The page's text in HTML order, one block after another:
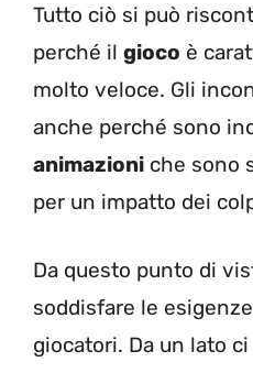
Tutto ciò si può
perché il gioco è
molto veloce. Gli
anche perché sono
animazioni che sono
per un impatto dei
Da questo punto di
soddisfare le
giocatori. Da un lato